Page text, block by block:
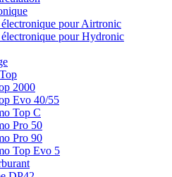
pour Airtronic
pour Hydronic
2000
Evo 40/55
Top C
Pro 50
Pro 90
Top Evo 5